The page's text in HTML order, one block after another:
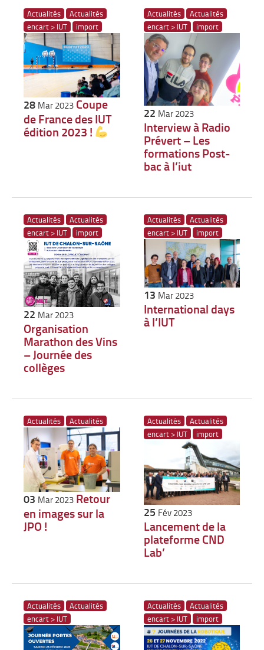
Actualités
Actualités
encart > IUT
import
28 Mar 2023 Coupe
de France des IUT
édition 2023 !
Actualités
Actualités
encart > IUT
import
22 Mar 2023
Interview à Radio
Prévert – Les
formations Post-
bac à l’iut
Actualités
Actualités
encart > IUT
import
22 Mar 2023
Organisation
Marathon des Vins
– Journée des
collèges
Actualités
Actualités
encart > IUT
import
13 Mar 2023
International days
à l’IUT
Actualités Actualités
03 Mar 2023 Retour
en images sur la
JPO !
Actualités
Actualités
encart > IUT
import
25 Fév 2023
Lancement de la
plateforme CND
Lab’
Actualités
Actualités
encart > IUT
Actualités
Actualités
encart > IUT
import